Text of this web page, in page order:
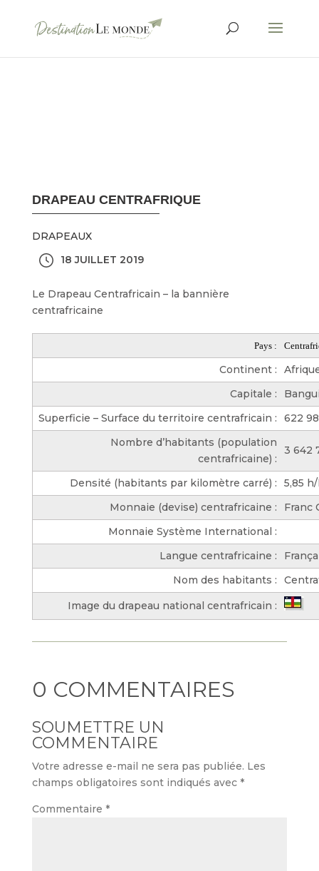
DRAPEAU CENTRAFRIQUE
DRAPEAUX
18 JUILLET 2019
Le Drapeau Centrafricain – la bannière
centrafricaine
Pays :
Continent :
Capitale :
Superficie – Surface du territoire centrafricain :
622
Nombre d’habitants (population
centrafricaine) :
3 642
Densité (habitants par kilomètre carré) :
5,85
Monnaie (devise) centrafricaine :
Franc
Monnaie Système International :
Langue centrafricaine :
Nom des habitants :
Image du drapeau national centrafricain :
0 COMMENTAIRES
SOUMETTRE UN
COMMENTAIRE
Votre adresse e-mail ne sera pas publiée. Les
champs obligatoires sont indiqués avec *
Commentaire *